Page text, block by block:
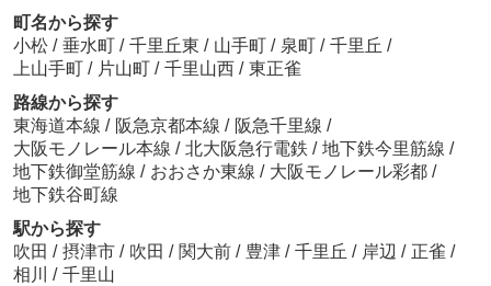
約529m／7分
森下弘崇
町名から探す
小松 / 垂水町 / 千里丘東 / 山手町 / 泉町 / 千里丘 /
上山手町 / 片山町 / 千里山西 / 東正雀
路線から探す
東海道本線 / 阪急京都本線 / 阪急千里線 /
大阪モノレール本線 / 北大阪急行電鉄 / 地下鉄今里筋線 /
地下鉄御堂筋線 / おおさか東線 / 大阪モノレール彩都 /
地下鉄谷町線
駅から探す
吹田 / 摂津市 / 吹田 / 関大前 / 豊津 / 千里丘 / 岸辺 / 正雀 /
相川
/ 千里山